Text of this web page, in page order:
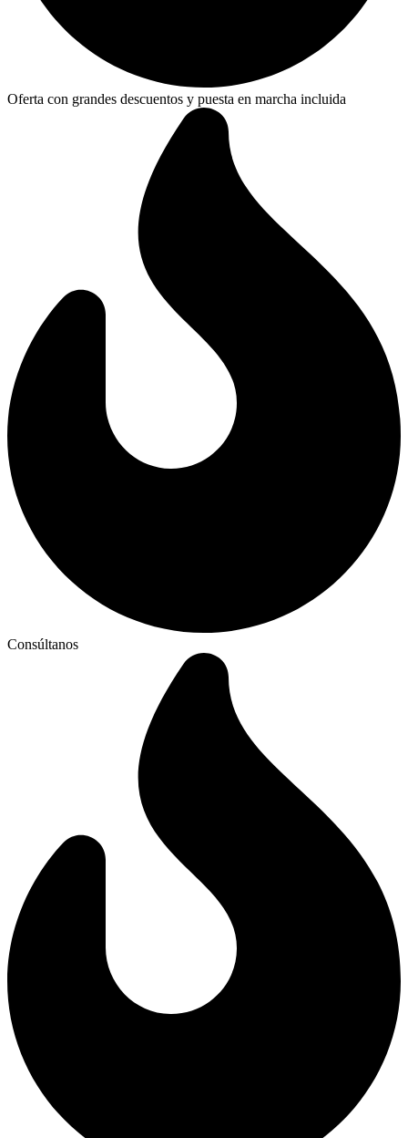
Oferta con grandes descuentos y puesta en marcha incluida
Consúltanos